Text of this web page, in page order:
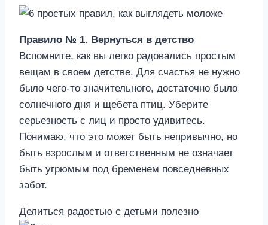
Правило № 1. Вернуться в детство
Вспомните, как вы легко радовались простым
вещам в своем детстве. Для счастья не нужно
было чего-то значительного, достаточно было
солнечного дня и щебета птиц. Уберите
серьезность с лиц и просто удивитесь.
Понимаю, что это может быть непривычно, но
быть взрослым и ответственным не означает
быть угрюмым под бременем повседневных
забот.
Делиться радостью с детьми полезно